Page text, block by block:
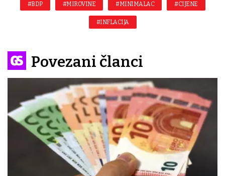
#BDP #MIROVINE #MINIMALAC #CIJENE
#INFLACIJA
Povezani članci